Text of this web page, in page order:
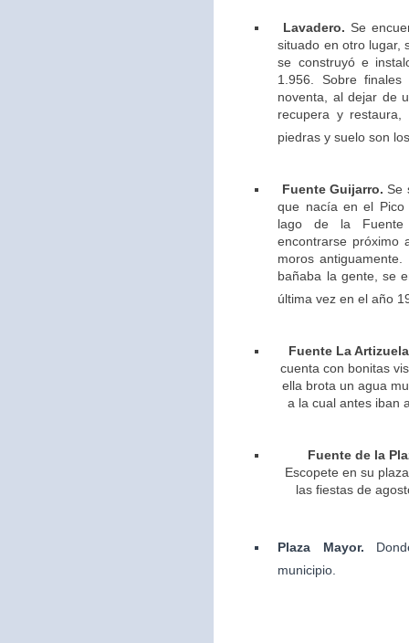
Lavadero. Se
situado en otro lugar,
se construyó e
1.956. Sobre
noventa, al dejar de
recupera y restaura,
piedras y suelo son
Fuente Guijarro. Se
que nacía en el
lago de la
encontrarse próximo
moros
bañaba la gente, se
última vez en el año
Fuente La
cuenta con bonitas
ella brota un agua
a la cual antes iban
Fuente de la
Escopete en su
las fiestas de
Plaza Mayor.
municipio.